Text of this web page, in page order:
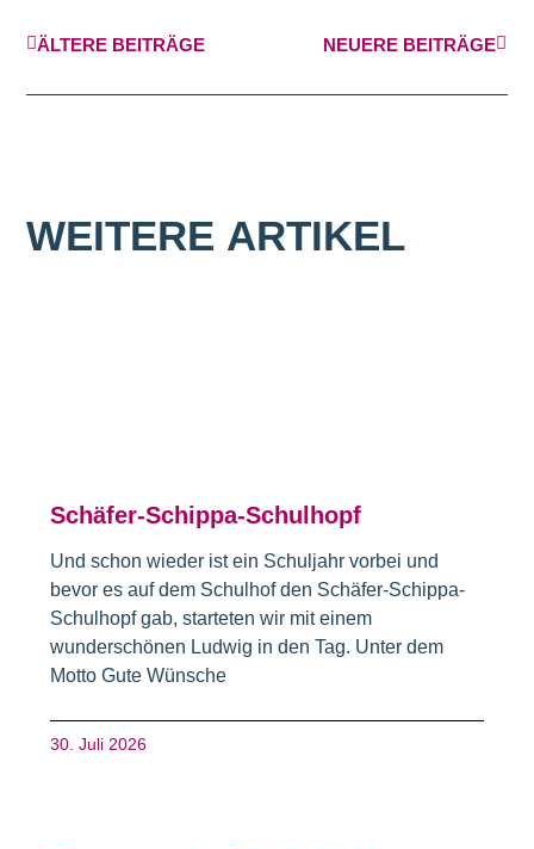
ÄLTERE BEITRÄGE NEUERE BEITRÄGE
WEITERE ARTIKEL
Schäfer-Schippa-Schulhopf
Und schon wieder ist ein Schuljahr vorbei und
bevor es auf dem Schulhof den Schäfer-Schippa-
Schulhopf gab, starteten wir mit einem
wunderschönen Ludwig in den Tag. Unter dem
Motto Gute Wünsche
30. Juli 2026